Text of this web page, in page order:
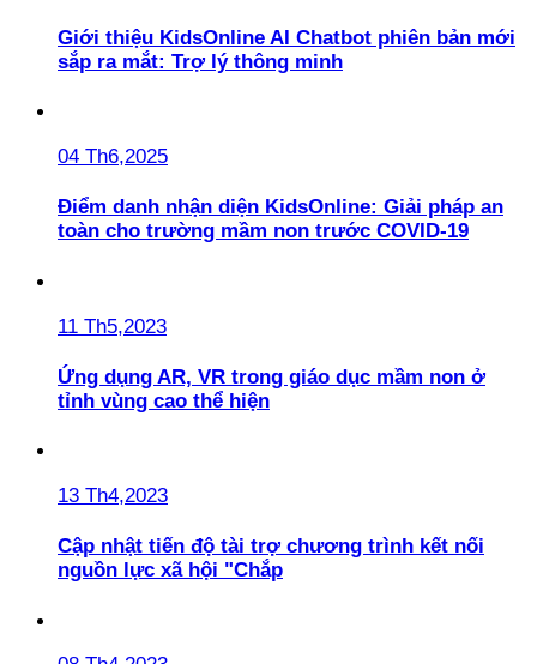
Giới thiệu KidsOnline AI Chatbot phiên bản mới
sắp ra mắt: Trợ lý thông minh
04 Th6,2025
Điểm danh nhận diện KidsOnline: Giải pháp an
toàn cho trường mầm non trước COVID-19
11 Th5,2023
Ứng dụng AR, VR trong giáo dục mầm non ở
tỉnh vùng cao thể hiện
13 Th4,2023
Cập nhật tiến độ tài trợ chương trình kết nối
nguồn lực xã hội "Chắp